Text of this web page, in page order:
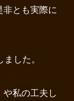
非とも実際に
した。
私の工夫し